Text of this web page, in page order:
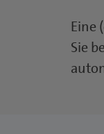
Eine
Sie